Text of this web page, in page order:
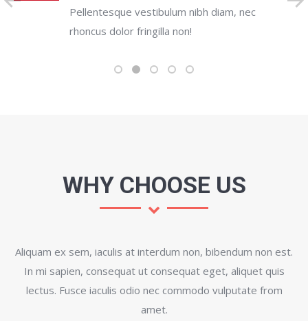
Pellentesque vestibulum nibh diam, nec
rhoncus dolor fringilla non!
WHY CHOOSE US
Aliquam ex sem, iaculis at interdum non, bibendum non est.
In mi sapien, consequat ut consequat eget, aliquet quis
lectus. Fusce iaculis odio nec commodo vulputate from
amet.